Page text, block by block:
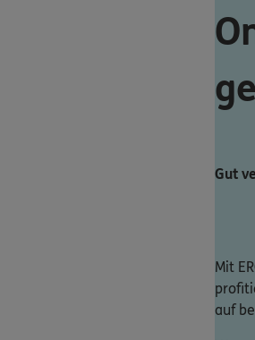
Gut
Mit
auf